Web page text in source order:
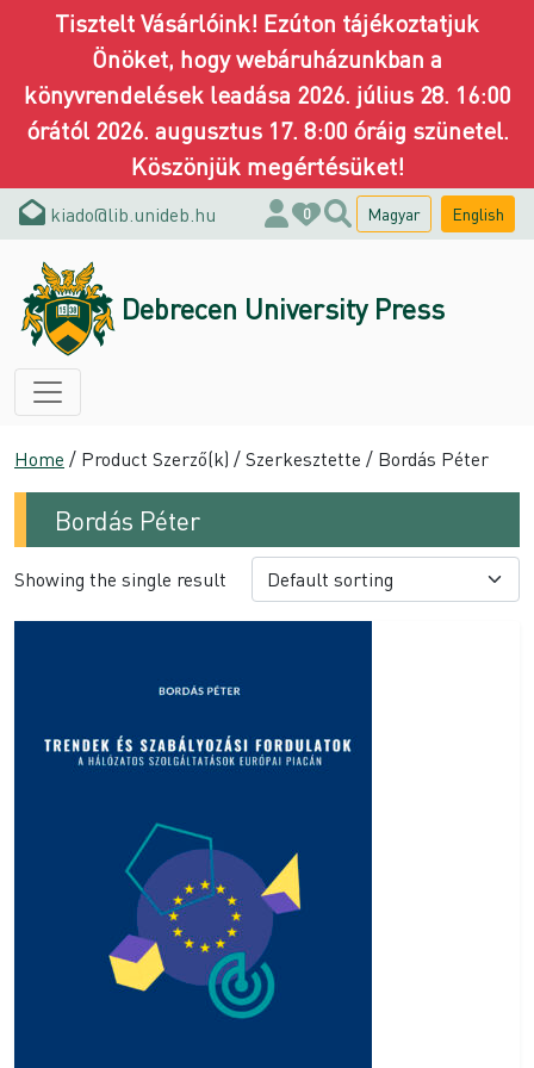
Tisztelt Vásárlóink! Ezúton tájékoztatjuk
Önöket, hogy webáruházunkban a
könyvrendelések leadása 2026. július 28. 16:00
órától 2026. augusztus 17. 8:00 óráig szünetel.
Köszönjük megértésüket!
kiado@lib.unideb.hu 0 Magyar English
Debrecen University Press
Home / Product Szerző(k) / Szerkesztette / Bordás Péter
Bordás Péter
Showing the single result